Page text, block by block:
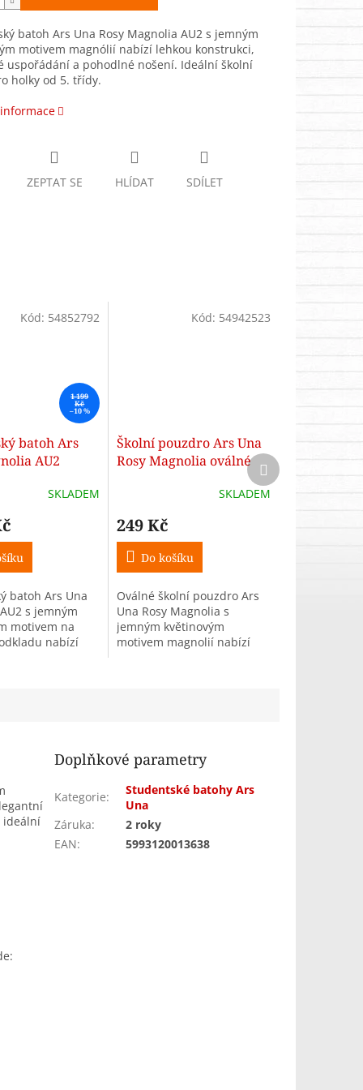
batoh Ars Una Rosy Magnolia AU2 s jemným
motivem magnólií nabízí lehkou konstrukci,
uspořádání a pohodlné nošení. Ideální školní
holky od 5. třídy.
ZEPTAT SE HLÍDAT SDÍLET
1 199
Kč
–10 %
batoh Ars
AU2
SKLADEM
batoh Ars Una
s jemným
motivem na
nabízí
Kód: 54852792
Školní pouzdro Ars Una
Rosy Magnolia oválné
SKLADEM
249 Kč
Do košíku
Oválné školní pouzdro Ars
Una Rosy Magnolia s
jemným květinovým
motivem magnolií nabízí
Kód: 54942523
Další
produkt
ideální
Doplňkové parametry
Kategorie:
Studentské batohy Ars
Una
Záruka:
2 roky
EAN: 5993120013638